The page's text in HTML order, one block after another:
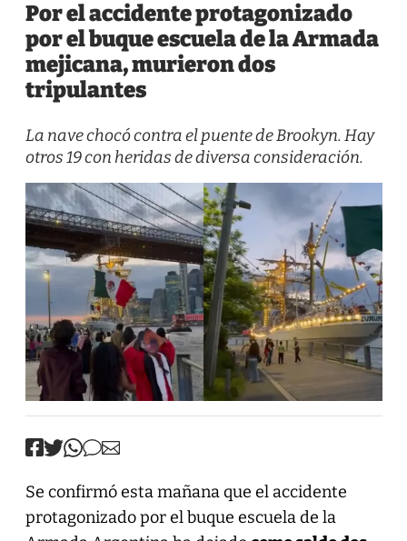
Por el accidente protagonizado
por el buque escuela de la Armada
mejicana, murieron dos
tripulantes
La nave chocó contra el puente de Brookyn. Hay
otros 19 con heridas de diversa consideración.
Se confirmó esta mañana que el accidente
protagonizado por el buque escuela de la